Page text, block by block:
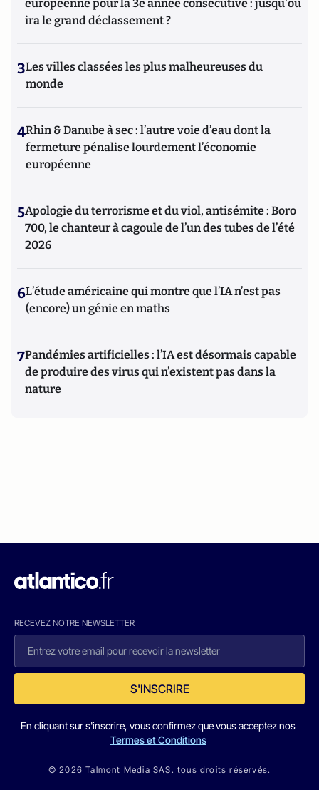
européenne pour la 3e année consécutive : jusqu'où
ira le grand déclassement ?
3Les villes classées les plus malheureuses du
monde
4Rhin & Danube à sec : l’autre voie d’eau dont la
fermeture pénalise lourdement l’économie
européenne
5Apologie du terrorisme et du viol, antisémite : Boro
700, le chanteur à cagoule de l’un des tubes de l’été
2026
6L’étude américaine qui montre que l’IA n’est pas
(encore) un génie en maths
7Pandémies artificielles : l’IA est désormais capable
de produire des virus qui n’existent pas dans la
nature
RECEVEZ NOTRE NEWSLETTER
S'INSCRIRE
En cliquant sur s'inscrire, vous confirmez que vous acceptez nos
Termes et Conditions
© 2026 Talmont Media SAS. tous droits réservés.